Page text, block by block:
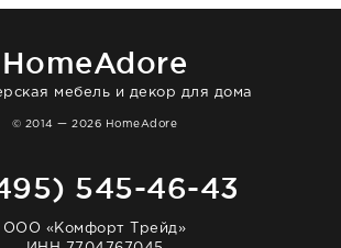
HomeAdore
мебель и декор для дома
© 2014 — 2026 HomeAdore
545-46-43
ООО «Комфорт Трейд»